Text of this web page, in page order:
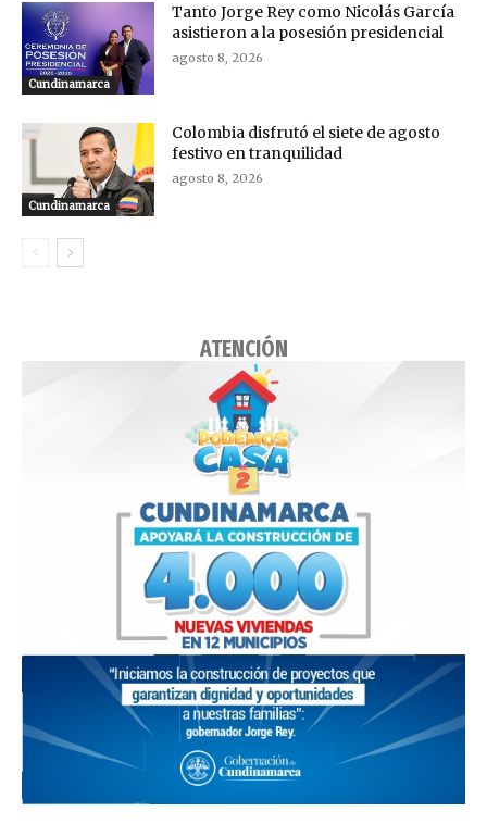
Cundinamarca
Tanto Jorge Rey como Nicolás García
asistieron a la posesión presidencial
agosto 8, 2026
Cundinamarca
Colombia disfrutó el siete de agosto
festivo en tranquilidad
agosto 8, 2026
ATENCIÓN